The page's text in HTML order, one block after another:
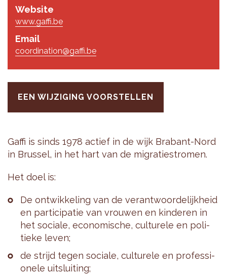
Website
www.gaffi.be
Email
coordination@gaffi.be
EEN WIJZIGING VOORSTELLEN
Gaffi is sinds 1978 ac­tief in de wijk Bra­bant-Nord
in Brus­sel, in het hart van de mi­gra­tie­stro­men.
Het doel is:
De ont­wik­ke­ling van de ver­ant­woor­de­lijk­heid
en par­ti­ci­pa­tie van vrou­wen en kin­de­ren in
het so­ci­a­le, eco­no­mi­sche, cul­tu­re­le en po­li­
tie­ke leven;
de strijd tegen so­ci­a­le, cul­tu­re­le en pro­fes­si­
o­ne­le uit­slui­ting;